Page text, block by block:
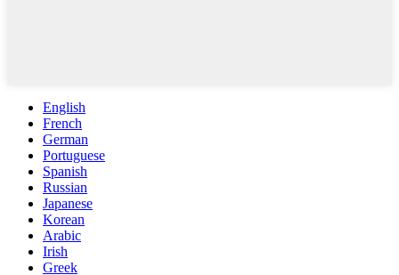
English
French
German
Portuguese
Spanish
Russian
Japanese
Korean
Arabic
Irish
Greek